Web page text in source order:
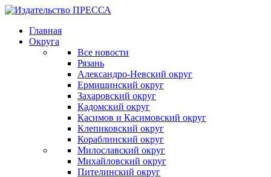
Главная
Округа
Все новости
Рязань
Александро-Невский округ
Ермишинский округ
Захаровский округ
Кадомский округ
Касимов и Касимовский округ
Клепиковский округ
Кораблинский округ
Милославский округ
Михайловский округ
Пителинский округ